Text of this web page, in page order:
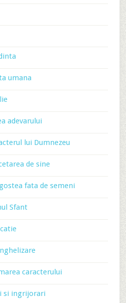
umana
adevarului
lui Dumnezeu
de sine
fata de semeni
Sfant
caracterului
si ingrijorari